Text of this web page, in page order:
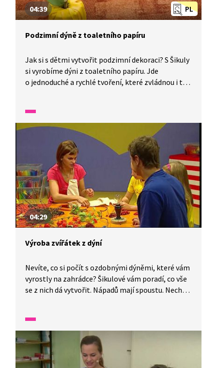
PL
04:39
Podzimní dýně z toaletního papíru
Jak si s dětmi vytvořit podzimní dekoraci? S Šikuly
si vyrobíme dýni z toaletního papíru. Jde
o jednoduché a rychlé tvoření, které zvládnou i ti
04:29
Výroba zvířátek z dýní
Nevíte, co si počít s ozdobnými dýněmi, které vám
vyrostly na zahrádce? Šikulové vám poradí, co vše
se z nich dá vytvořit. Nápadů mají spoustu. Nechte